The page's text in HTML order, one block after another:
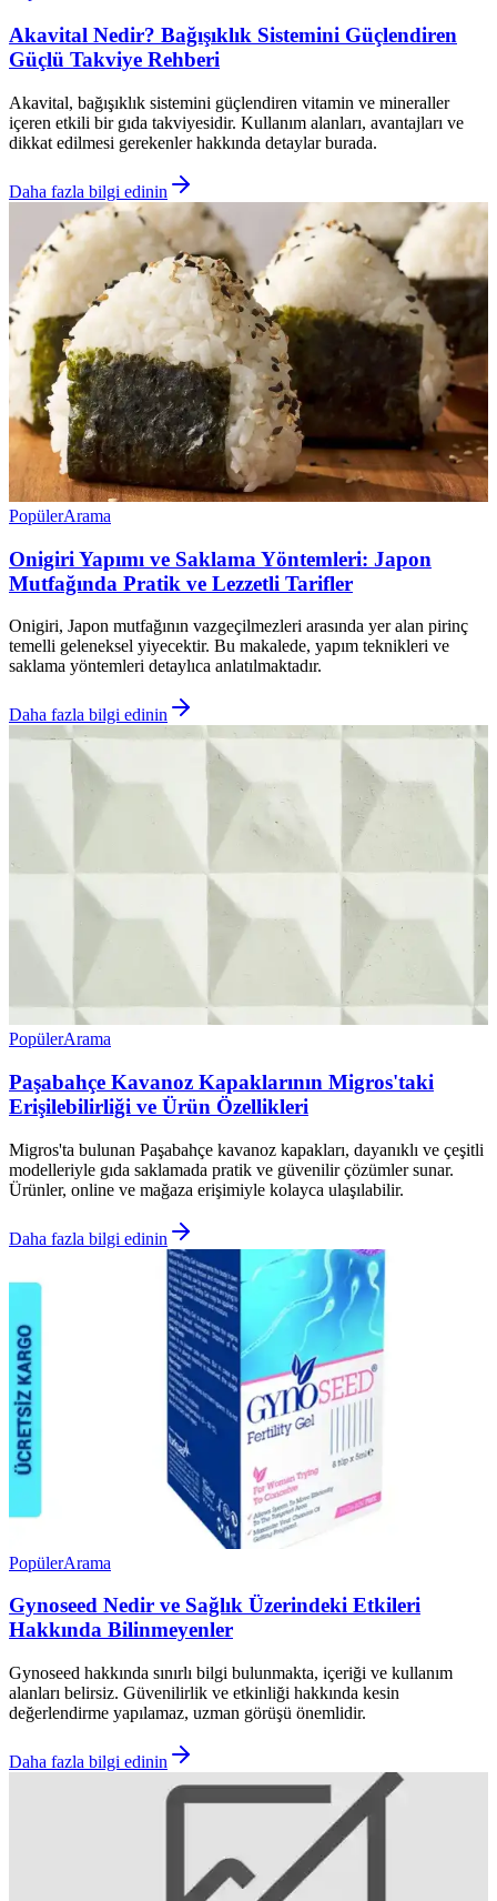
Akavital Nedir? Bağışıklık Sistemini Güçlendiren
Güçlü Takviye Rehberi
Akavital, bağışıklık sistemini güçlendiren vitamin ve mineraller
içeren etkili bir gıda takviyesidir. Kullanım alanları, avantajları ve
dikkat edilmesi gerekenler hakkında detaylar burada.
Daha fazla bilgi edinin
PopülerArama
Onigiri Yapımı ve Saklama Yöntemleri: Japon
Mutfağında Pratik ve Lezzetli Tarifler
Onigiri, Japon mutfağının vazgeçilmezleri arasında yer alan pirinç
temelli geleneksel yiyecektir. Bu makalede, yapım teknikleri ve
saklama yöntemleri detaylıca anlatılmaktadır.
Daha fazla bilgi edinin
PopülerArama
Paşabahçe Kavanoz Kapaklarının Migros'taki
Erişilebilirliği ve Ürün Özellikleri
Migros'ta bulunan Paşabahçe kavanoz kapakları, dayanıklı ve çeşitli
modelleriyle gıda saklamada pratik ve güvenilir çözümler sunar.
Ürünler, online ve mağaza erişimiyle kolayca ulaşılabilir.
Daha fazla bilgi edinin
PopülerArama
Gynoseed Nedir ve Sağlık Üzerindeki Etkileri
Hakkında Bilinmeyenler
Gynoseed hakkında sınırlı bilgi bulunmakta, içeriği ve kullanım
alanları belirsiz. Güvenilirlik ve etkinliği hakkında kesin
değerlendirme yapılamaz, uzman görüşü önemlidir.
Daha fazla bilgi edinin